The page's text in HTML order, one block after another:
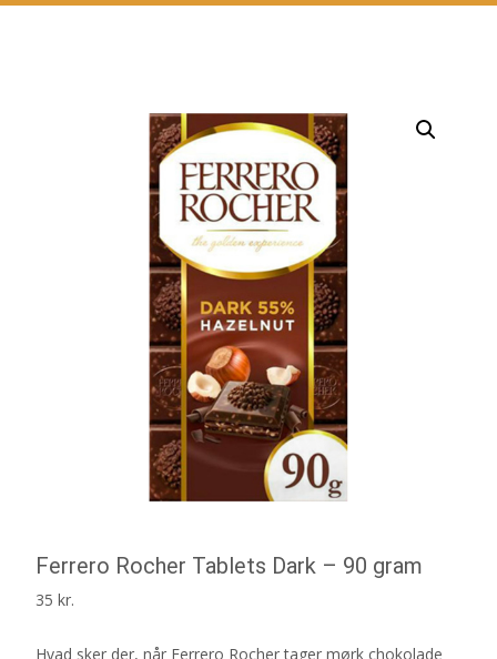
Ferrero Rocher Tablets Dark – 90 gram
35 kr.
Hvad sker der, når Ferrero Rocher tager mørk chokolade